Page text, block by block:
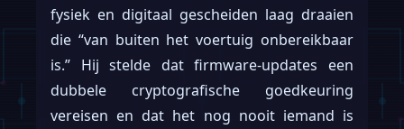
fysiek en digitaal gescheiden laag draaien
die “van buiten het voertuig onbereikbaar
is.” Hij stelde dat firmware-updates een
dubbele cryptografische goedkeuring
vereisen en dat het nog nooit iemand is